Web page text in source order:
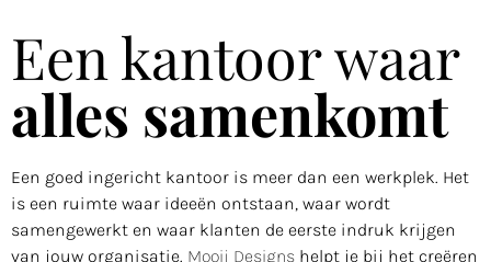
Een kantoor waar
alles samenkomt
Een goed ingericht kantoor is meer dan een werkplek. Het
is een ruimte waar ideeën ontstaan, waar wordt
samengewerkt en waar klanten de eerste indruk krijgen
van jouw organisatie. Mooij Designs helpt je bij het creëren